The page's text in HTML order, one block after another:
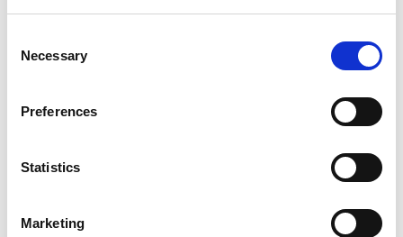
Selection
Necessary
Preferences
Statistics
Marketing
Roues d'échafaudage de
Afficher le produit Afficher le produit